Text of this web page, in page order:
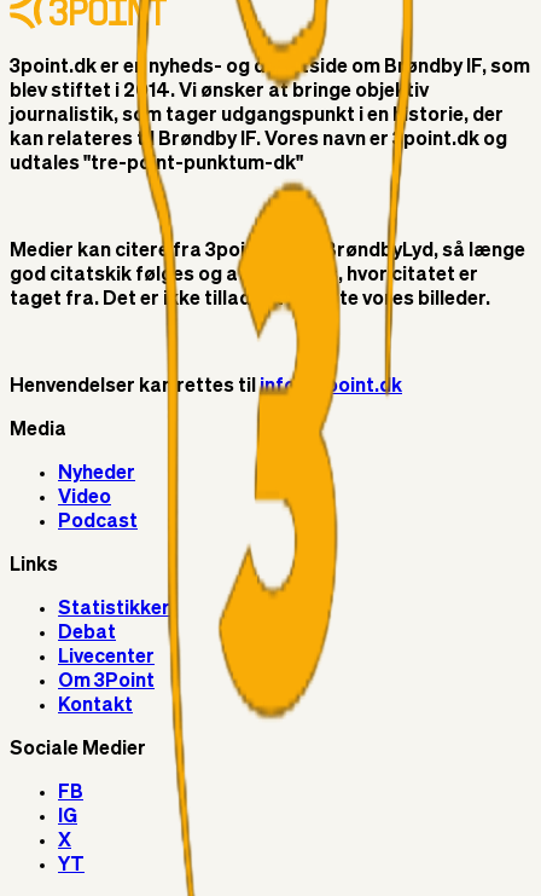
3point.dk er en nyheds- og debatside om Brøndby IF, som
blev stiftet i 2014. Vi ønsker at bringe objektiv
journalistik, som tager udgangspunkt i en historie, der
kan relateres til Brøndby IF. Vores navn er 3point.dk og
udtales "tre-point-punktum-dk"
Medier kan citere fra 3point.dk og BrøndbyLyd, så længe
god citatskik følges og at der linkes, hvor citatet er
taget fra. Det er ikke tilladt at benytte vores billeder.
Henvendelser kan rettes tilinfo@3point.dk
Media
Nyheder
Video
Podcast
Links
Statistikker
Debat
Livecenter
Om 3Point
Kontakt
Sociale Medier
FB
IG
X
YT